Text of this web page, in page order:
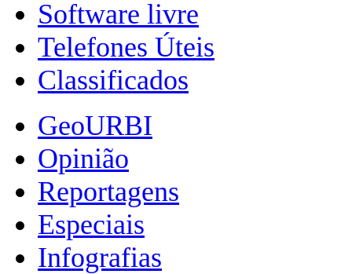
Software livre
Telefones Úteis
Classificados
GeoURBI
Opinião
Reportagens
Especiais
Infografias